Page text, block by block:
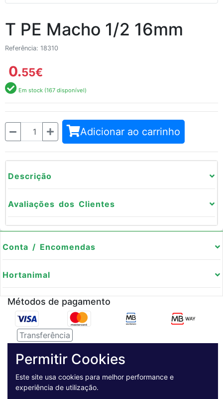
T PE Macho 1/2 16mm
Referência: 18310
0.55€
Em stock (167 disponível)
Quantidade Adicionar ao carrinho
Descrição
Avaliações dos Clientes
Conta / Encomendas
Hortanimal
Métodos de pagamento
Transferência
Pagamento Seguro
Permitir Cookies
Este site usa cookies para melhor performance e
experiência de utilização.